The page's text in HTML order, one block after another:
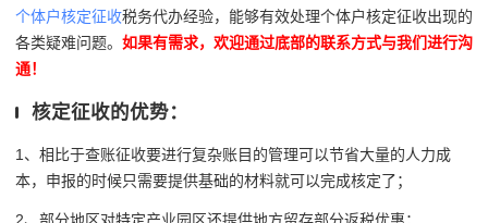
个体户核定征收税务代办经验，能够有效处理个体户核定征收出现的
各类疑难问题。 如果有需求，欢迎通过底部的联系方式与我们进行沟
通！
核定征收的优势：
1、相比于查账征收要进行复杂账目的管理可以节省大量的人力成
本，申报的时候只需要提供基础的材料就可以完成核定了；